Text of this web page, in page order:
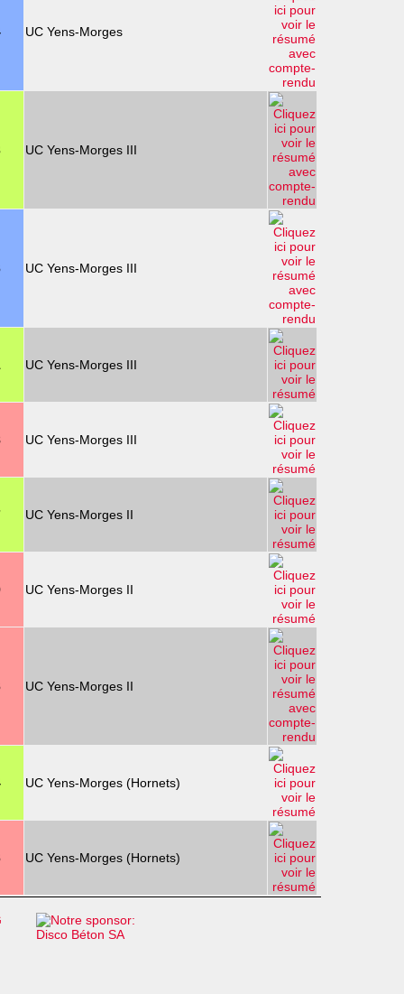
UC Yens-Morges
UC Yens-Morges III
UC Yens-Morges III
UC Yens-Morges III
UC Yens-Morges III
UC Yens-Morges II
UC Yens-Morges II
UC Yens-Morges II
UC Yens-Morges (Hornets)
UC Yens-Morges (Hornets)